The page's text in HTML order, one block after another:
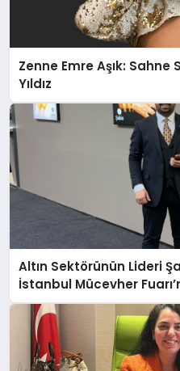
Zenne Emre Aşık: Sahne
Yıldız
Altın Sektörünün Lideri
İstanbul Mücevher